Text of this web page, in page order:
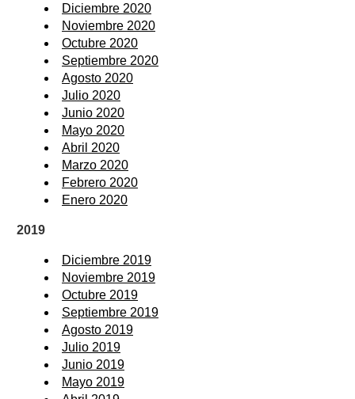
Diciembre 2020
Noviembre 2020
Octubre 2020
Septiembre 2020
Agosto 2020
Julio 2020
Junio 2020
Mayo 2020
Abril 2020
Marzo 2020
Febrero 2020
Enero 2020
2019
Diciembre 2019
Noviembre 2019
Octubre 2019
Septiembre 2019
Agosto 2019
Julio 2019
Junio 2019
Mayo 2019